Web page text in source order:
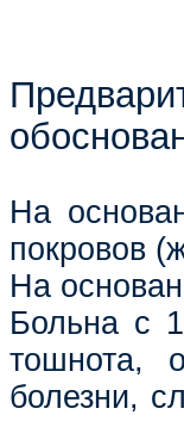
На
покровов
На
Больна с
тошнота,
болезни,